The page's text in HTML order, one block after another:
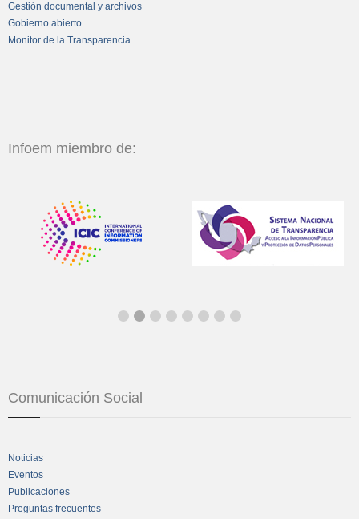
Gestión documental y archivos
Gobierno abierto
Monitor de la Transparencia
Infoem miembro de:
Comunicación Social
Noticias
Eventos
Publicaciones
Preguntas frecuentes